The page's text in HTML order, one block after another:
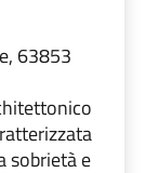
63853
sobrietà e